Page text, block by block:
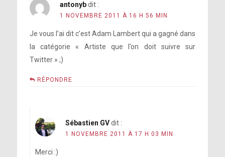
antonyb dit :
1 NOVEMBRE 2011 À 16 H 56 MIN
Je vous l’ai dit c’est Adam Lambert qui a gagné dans
la catégorie « Artiste que l’on doit suivre sur
Twitter » ;)
RÉPONDRE
Sébastien GV dit :
1 NOVEMBRE 2011 À 17 H 03 MIN
Merci :)